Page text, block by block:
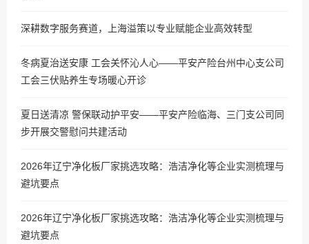
深耕数字服务赛道，上海溢策以专业赋能企业高效转型
冬病夏治送安康 工会关怀沁人心——平安产险台州中心支公司
工会三伏贴养生专场暖心开诊
夏日送清凉 警保联动护平安——平安产险临海、三门支公司同
步开展交警慰问共建活动
2026年辽宁净化板厂家挑选攻略：浩洁净化等企业实测梳理与
避坑要点
2026年辽宁净化板厂家挑选攻略：浩洁净化等企业实测梳理与
避坑要点